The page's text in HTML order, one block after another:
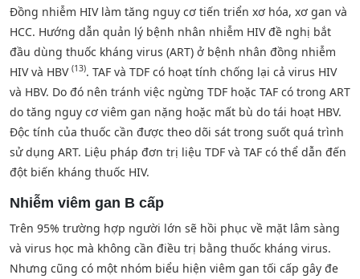
Đồng nhiễm HIV làm tăng nguy cơ tiến triển xơ hóa, xơ gan và
HCC. Hướng dẫn quản lý bệnh nhân nhiễm HIV đề nghị bắt
đầu dùng thuốc kháng virus (ART) ở bệnh nhân đồng nhiễm
HIV và HBV (13). TAF và TDF có hoạt tính chống lại cả virus HIV
và HBV. Do đó nên tránh việc ngừng TDF hoặc TAF có trong ART
do tăng nguy cơ viêm gan nặng hoặc mất bù do tái hoạt HBV.
Độc tính của thuốc cần được theo dõi sát trong suốt quá trình
sử dụng ART. Liệu pháp đơn trị liệu TDF và TAF có thể dẫn đến
đột biến kháng thuốc HIV.
Nhiễm viêm gan B cấp
Trên 95% trường hợp người lớn sẽ hồi phục về mặt lâm sàng
và virus học mà không cần điều trị bằng thuốc kháng virus.
Nhưng cũng có một nhóm biểu hiện viêm gan tối cấp gây đe